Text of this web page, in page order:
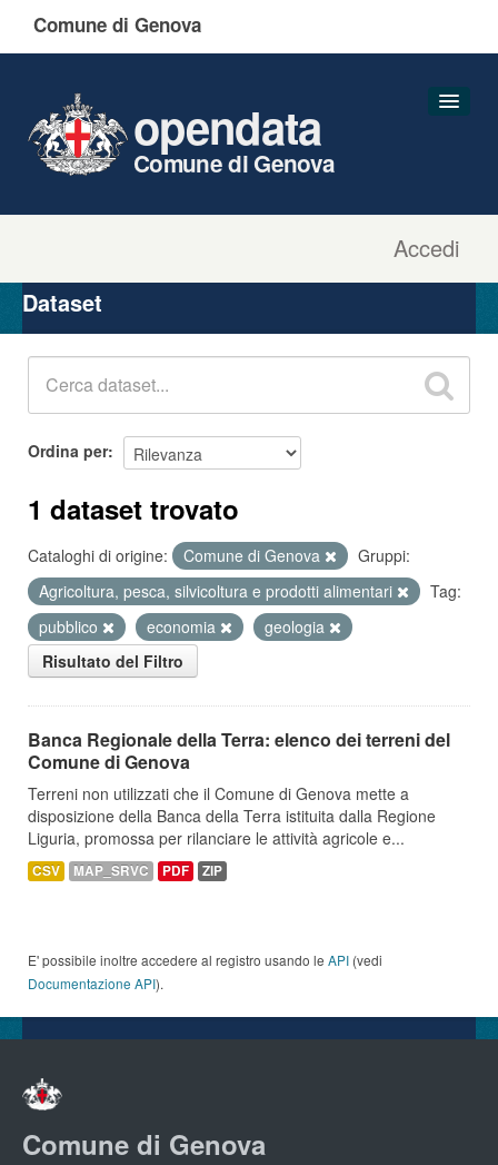
Comune di Genova
Accedi
opendata
Comune di Genova
Organizzazioni
Gruppi
Dataset
Ordina per
1 dataset trovato
Cataloghi di origine: Comune di Genova
Gruppi:
Agricoltura, pesca, silvicoltura e prodotti alimentari
Tag:
pubblico
economia
geologia
Risultato del Filtro
Banca Regionale della Terra: elenco dei terreni del
Comune di Genova
Terreni non utilizzati che il Comune di Genova mette a
disposizione della Banca della Terra istituita dalla Regione
Liguria, promossa per rilanciare le attività agricole e...
CSV MAP_SRVC PDF ZIP
E' possibile inoltre accedere al registro usando le API (vedi
Documentazione API).
Comune di Genova